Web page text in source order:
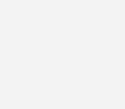
am 28.01.2019)
IX verpflichtet, Beschäftigten
(BEM) anzubieten, wenn
als sechs Wochen